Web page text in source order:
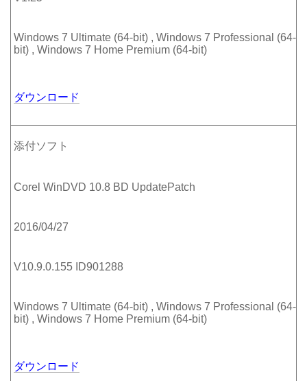
Windows 7 Ultimate (64-bit) , Windows 7 Professional (64-
bit) , Windows 7 Home Premium (64-bit)
ダウンロード
添付ソフト
Corel WinDVD 10.8 BD UpdatePatch
2016/04/27
V10.9.0.155 ID901288
Windows 7 Ultimate (64-bit) , Windows 7 Professional (64-
bit) , Windows 7 Home Premium (64-bit)
ダウンロード